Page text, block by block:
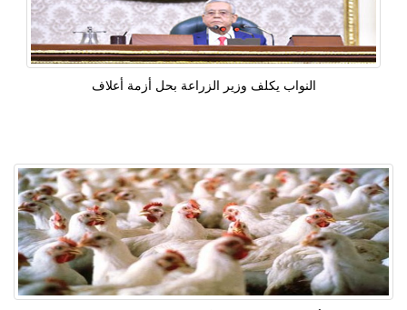
النواب يكلف وزير الزراعة بحل أزمة أعلاف